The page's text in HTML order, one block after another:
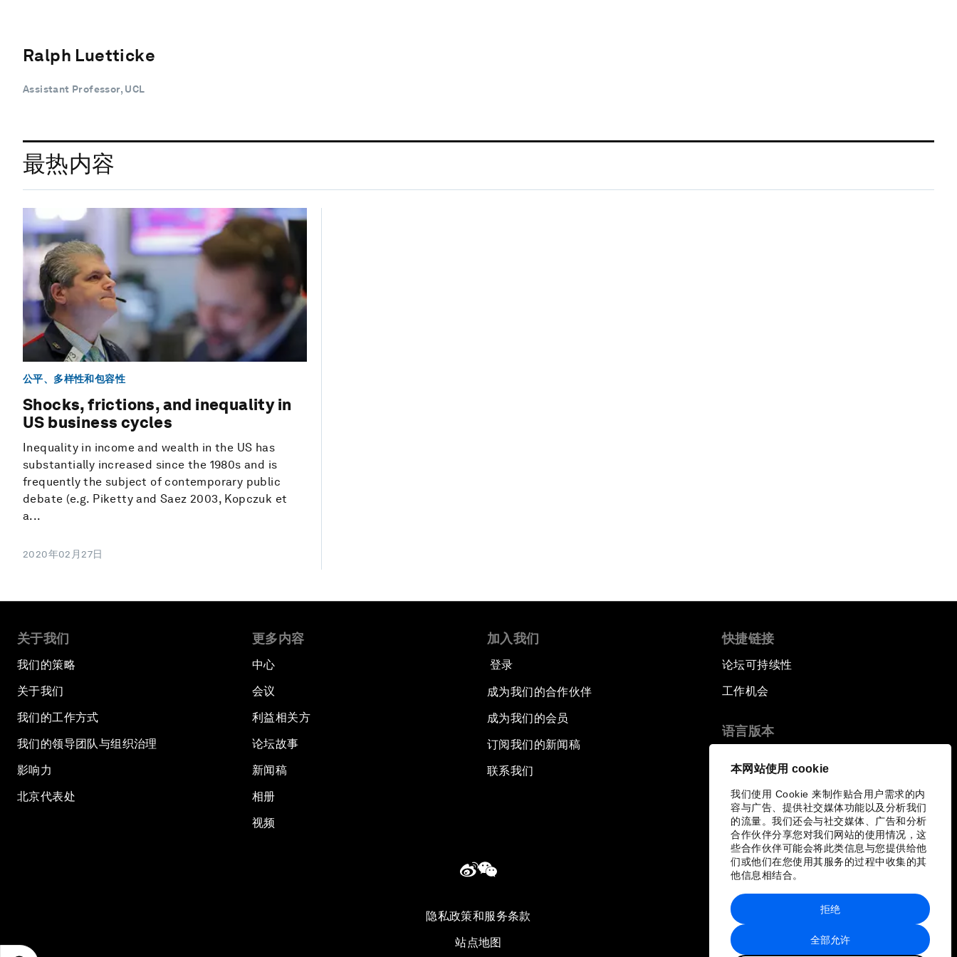
本网站使用 cookie
我们使用 Cookie 来制作贴合用户需求的内
容与广告、提供社交媒体功能以及分析我们
的流量。我们还会与社交媒体、广告和分析
合作伙伴分享您对我们网站的使用情况，这
些合作伙伴可能会将此类信息与您提供给他
们或他们在您使用其服务的过程中收集的其
他信息相结合。
全部允许
拒绝
Ralph Luetticke
Assistant Professor, UCL
最热内容
公平、多样性和包容性
Shocks, frictions, and inequality in
US business cycles
Inequality in income and wealth in the US has
substantially increased since the 1980s and is
frequently the subject of contemporary public
debate (e.g. Piketty and Saez 2003, Kopczuk et
a...
2020年02月27日
关于我们
我们的策略
关于我们
我们的工作方式
我们的领导团队与组织治理
影响力
北京代表处
更多内容
中心
会议
利益相关方
论坛故事
新闻稿
相册
视频
加入我们
登录
成为我们的合作伙伴
成为我们的会员
订阅我们的新闻稿
联系我们
快捷链接
论坛可持续性
工作机会
语言版本
隐私政策和服务条款
站点地图